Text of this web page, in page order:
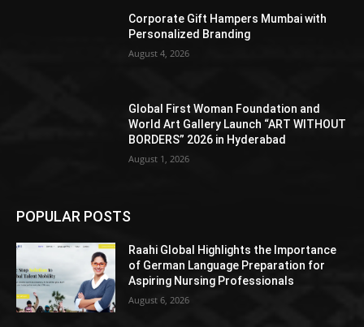
Corporate Gift Hampers Mumbai with
Personalized Branding
August 4, 2026
Global First Woman Foundation and
World Art Gallery Launch “ART WITHOUT
BORDERS” 2026 in Hyderabad
August 1, 2026
POPULAR POSTS
Raahi Global Highlights the Importance
of German Language Preparation for
Aspiring Nursing Professionals
August 6, 2026